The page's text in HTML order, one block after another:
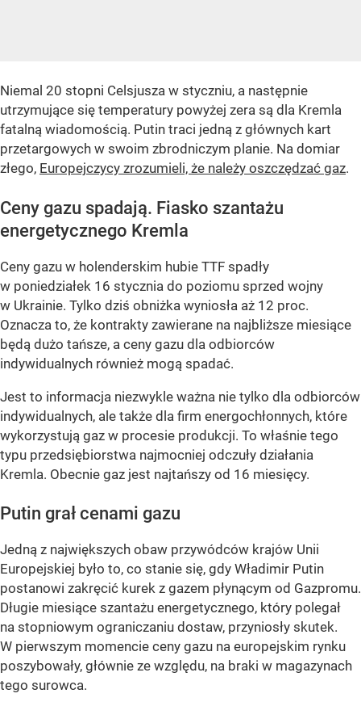
Niemal 20 stopni Celsjusza w styczniu, a następnie
utrzymujące się temperatury powyżej zera są dla Kremla
fatalną wiadomością. Putin traci jedną z głównych kart
przetargowych w swoim zbrodniczym planie. Na domiar
złego, Europejczycy zrozumieli, że należy oszczędzać gaz.
Ceny gazu spadają. Fiasko szantażu
energetycznego Kremla
Ceny gazu w holenderskim hubie TTF spadły
w poniedziałek 16 stycznia do poziomu sprzed wojny
w Ukrainie. Tylko dziś obniżka wyniosła aż 12 proc.
Oznacza to, że kontrakty zawierane na najbliższe miesiące
będą dużo tańsze, a ceny gazu dla odbiorców
indywidualnych również mogą spadać.
Jest to informacja niezwykle ważna nie tylko dla odbiorców
indywidualnych, ale także dla firm energochłonnych, które
wykorzystują gaz w procesie produkcji. To właśnie tego
typu przedsiębiorstwa najmocniej odczuły działania
Kremla. Obecnie gaz jest najtańszy od 16 miesięcy.
Putin grał cenami gazu
Jedną z największych obaw przywódców krajów Unii
Europejskiej było to, co stanie się, gdy Władimir Putin
postanowi zakręcić kurek z gazem płynącym od Gazpromu.
Długie miesiące szantażu energetycznego, który polegał
na stopniowym ograniczaniu dostaw, przyniosły skutek.
W pierwszym momencie ceny gazu na europejskim rynku
poszybowały, głównie ze względu, na braki w magazynach
tego surowca.